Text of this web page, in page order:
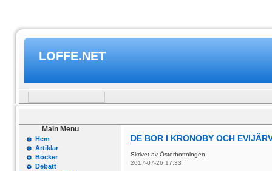
LOFFE.NET
Main Menu
Hem
Artiklar
Böcker
Debatt
DE BOR I KRONOBY OCH
Skrivet av Österbottningen
2017-07-26 17:33